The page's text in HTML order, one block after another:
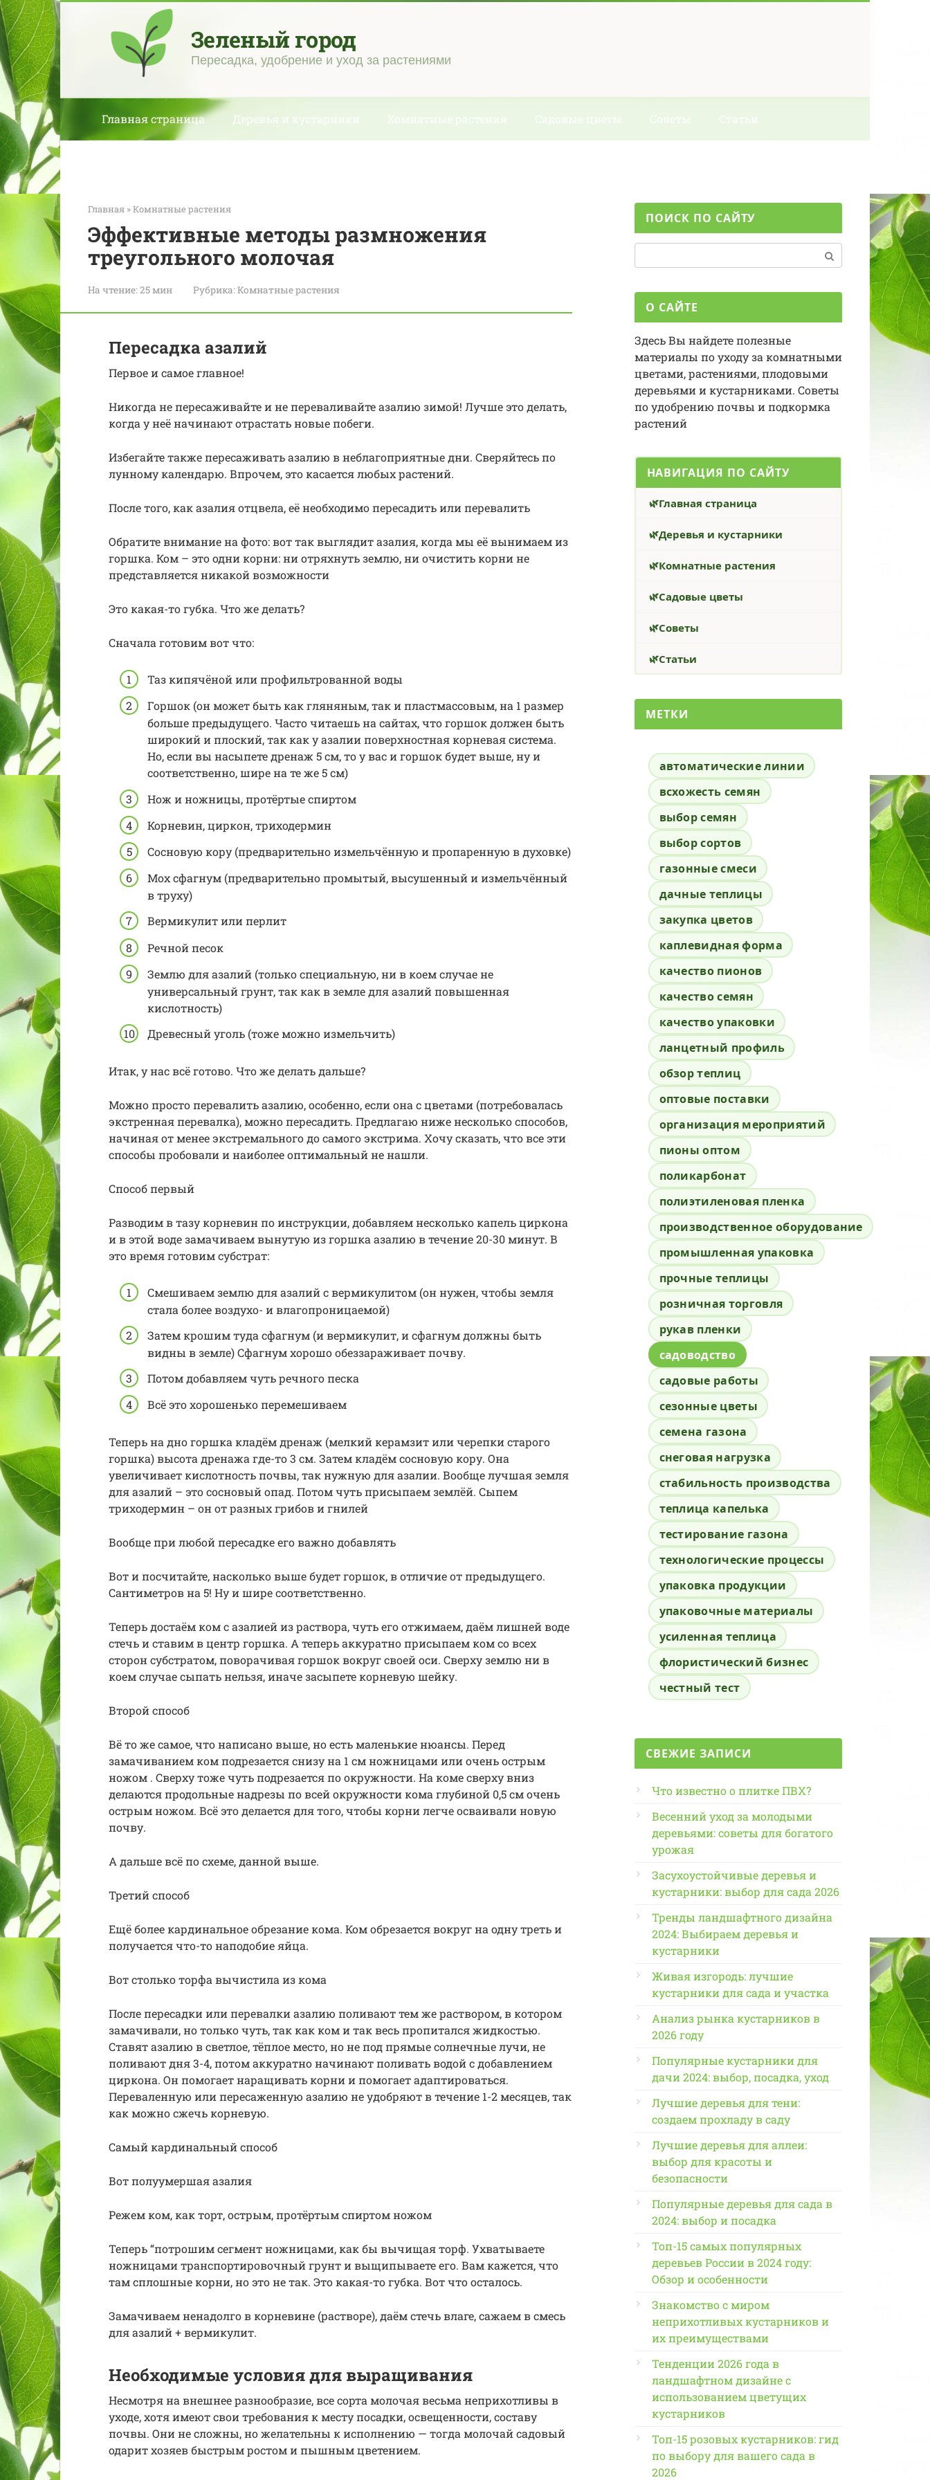
Перейти
к
контенту
Зеленый город
Пересадка, удобрение и уход за растениями
Главная страница Деревья и кустарники Комнатные растения Садовые цветы Советы Статьи
Главная »Комнатные растения
Эффективные методы размножения
треугольного молочая
На чтение:25 мин Рубрика:Комнатные растения
Пересадка азалий
Первое и самое главное!
Никогда не пересаживайте и не переваливайте азалию зимой! Лучше это делать,
когда у неё начинают отрастать новые побеги.
Избегайте также пересаживать азалию в неблагоприятные дни. Сверяйтесь по
лунному календарю. Впрочем, это касается любых растений.
После того, как азалия отцвела, её необходимо пересадить или перевалить
Обратите внимание на фото: вот так выглядит азалия, когда мы её вынимаем из
горшка. Ком – это одни корни: ни отряхнуть землю, ни очистить корни не
представляется никакой возможности
Это какая-то губка. Что же делать?
Сначала готовим вот что:
Таз кипячёной или профильтрованной воды
Горшок (он может быть как гляняным, так и пластмассовым, на 1 размер
больше предыдущего. Часто читаешь на сайтах, что горшок должен быть
широкий и плоский, так как у азалии поверхностная корневая система.
Но, если вы насыпете дренаж 5 см, то у вас и горшок будет выше, ну и
соответственно, шире на те же 5 см)
Нож и ножницы, протёртые спиртом
Корневин, циркон, триходермин
Сосновую кору (предварительно измельчённую и пропаренную в духовке)
Мох сфагнум (предварительно промытый, высушенный и измельчённый
в труху)
Вермикулит или перлит
Речной песок
Землю для азалий (только специальную, ни в коем случае не
универсальный грунт, так как в земле для азалий повышенная
кислотность)
Древесный уголь (тоже можно измельчить)
Итак, у нас всё готово. Что же делать дальше?
Можно просто перевалить азалию, особенно, если она с цветами (потребовалась
экстренная перевалка), можно пересадить. Предлагаю ниже несколько способов,
начиная от менее экстремального до самого экстрима. Хочу сказать, что все эти
способы пробовали и наиболее оптимальный не нашли.
Способ первый
Разводим в тазу корневин по инструкции, добавляем несколько капель циркона
и в этой воде замачиваем вынутую из горшка азалию в течение 20-30 минут. В
это время готовим субстрат:
Смешиваем землю для азалий с вермикулитом (он нужен, чтобы земля
стала более воздухо- и влагопроницаемой)
Затем крошим туда сфагнум (и вермикулит, и сфагнум должны быть
видны в земле) Сфагнум хорошо обеззараживает почву.
Потом добавляем чуть речного песка
Всё это хорошенько перемешиваем
Теперь на дно горшка кладём дренаж (мелкий керамзит или черепки старого
горшка) высота дренажа где-то 3 см. Затем кладём сосновую кору. Она
увеличивает кислотность почвы, так нужную для азалии. Вообще лучшая земля
для азалий – это сосновый опад. Потом чуть присыпаем землёй. Сыпем
триходермин – он от разных грибов и гнилей
Вообще при любой пересадке его важно добавлять
Вот и посчитайте, насколько выше будет горшок, в отличие от предыдущего.
Сантиметров на 5! Ну и шире соответственно.
Теперь достаём ком с азалией из раствора, чуть его отжимаем, даём лишней воде
стечь и ставим в центр горшка. А теперь аккуратно присыпаем ком со всех
сторон субстратом, поворачивая горшок вокруг своей оси. Сверху землю ни в
коем случае сыпать нельзя, иначе засыпете корневую шейку.
Второй способ
Вё то же самое, что написано выше, но есть маленькие нюансы. Перед
замачиванием ком подрезается снизу на 1 см ножницами или очень острым
ножом . Сверху тоже чуть подрезается по окружности. На коме сверху вниз
делаются продольные надрезы по всей окружности кома глубиной 0,5 см очень
острым ножом. Всё это делается для того, чтобы корни легче осваивали новую
почву.
А дальше всё по схеме, данной выше.
Третий способ
Ещё более кардинальное обрезание кома. Ком обрезается вокруг на одну треть и
получается что-то наподобие яйца.
Вот столько торфа вычистила из кома
После пересадки или перевалки азалию поливают тем же раствором, в котором
замачивали, но только чуть, так как ком и так весь пропитался жидкостью.
Ставят азалию в светлое, тёплое место, но не под прямые солнечные лучи, не
поливают дня 3-4, потом аккуратно начинают поливать водой с добавлением
циркона. Он помогает наращивать корни и помогает адаптироваться.
Переваленную или пересаженную азалию не удобряют в течение 1-2 месяцев, так
как можно сжечь корневую.
Самый кардинальный способ
Вот полуумершая азалия
Режем ком, как торт, острым, протёртым спиртом ножом
Теперь “потрошим сегмент ножницами, как бы вычищая торф. Ухватываете
ножницами транспортировочный грунт и выщипываете его. Вам кажется, что
там сплошные корни, но это не так. Это какая-то губка. Вот что осталось.
Замачиваем ненадолго в корневине (растворе), даём стечь влаге, сажаем в смесь
для азалий + вермикулит.
Необходимые условия для выращивания
Несмотря на внешнее разнообразие, все сорта молочая весьма неприхотливы в
уходе, хотя имеют свои требования к месту посадки, освещенности, составу
почвы. Они не сложны, но желательны к исполнению — тогда молочай садовый
одарит хозяев быстрым ростом и пышным цветением.
ПОИСК ПО САЙТУ
О САЙТЕ
Здесь Вы найдете полезные
материалы по уходу за комнатными
цветами, растениями, плодовыми
деревьями и кустарниками. Советы
по удобрению почвы и подкормка
растений
НАВИГАЦИЯ ПО САЙТУ
Главная страница
Деревья и кустарники
Комнатные растения
Садовые цветы
Советы
Статьи
МЕТКИ
автоматические линии
всхожесть семян
выбор семян
выбор сортов
газонные смеси
дачные теплицы
закупка цветов
каплевидная форма
качество пионов
качество семян
качество упаковки
ланцетный профиль
обзор теплиц
оптовые поставки
организация мероприятий
пионы оптом
поликарбонат
полиэтиленовая пленка
производственное оборудование
промышленная упаковка
прочные теплицы
розничная торговля
рукав пленки
садоводство
садовые работы
сезонные цветы
семена газона
снеговая нагрузка
стабильность производства
теплица капелька
тестирование газона
технологические процессы
упаковка продукции
упаковочные материалы
усиленная теплица
флористический бизнес
честный тест
СВЕЖИЕ ЗАПИСИ
Что известно о плитке ПВХ?
Весенний уход за молодыми
деревьями: советы для богатого
урожая
Засухоустойчивые деревья и
кустарники: выбор для сада 2026
Тренды ландшафтного дизайна
2024: Выбираем деревья и
кустарники
Живая изгородь: лучшие
кустарники для сада и участка
Анализ рынка кустарников в
2026 году
Популярные кустарники для
дачи 2024: выбор, посадка, уход
Лучшие деревья для тени:
создаем прохладу в саду
Лучшие деревья для аллеи:
выбор для красоты и
безопасности
Популярные деревья для сада в
2024: выбор и посадка
Топ-15 самых популярных
деревьев России в 2024 году:
Обзор и особенности
Знакомство с миром
неприхотливых кустарников и
их преимуществами
Тенденции 2026 года в
ландшафтном дизайне с
использованием цветущих
кустарников
Топ-15 розовых кустарников: гид
по выбору для вашего сада в
2026